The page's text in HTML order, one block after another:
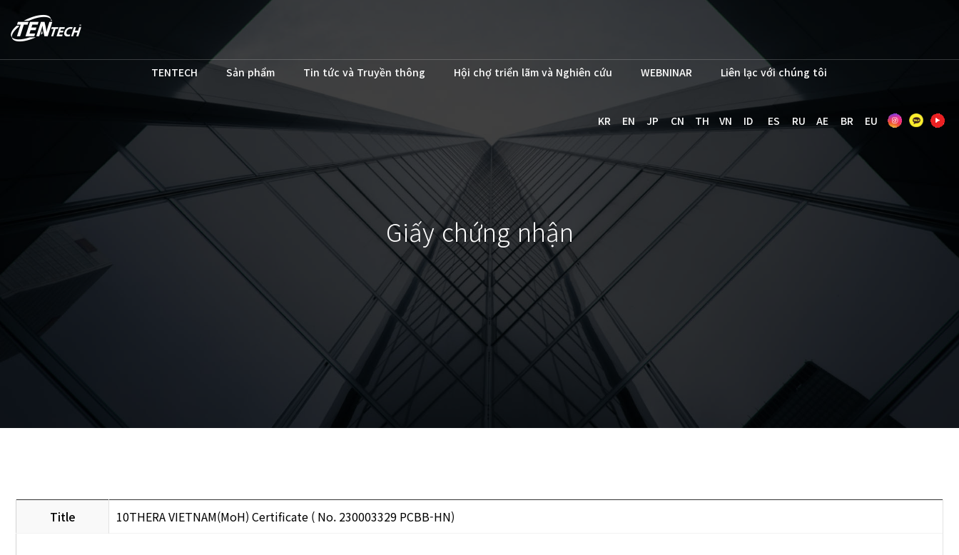
TENTECH Sản phẩm Tin tức và Truyền thông Hội chợ triển lãm và Nghiên cứu WEBNINAR Liên lạc với chúng tôi
KR EN JP CN TH VN ID ES RU AE BR EU
Giấy chứng nhận
Title 10THERA VIETNAM(MoH) Certificate ( No. 230003329 PCBB-HN)